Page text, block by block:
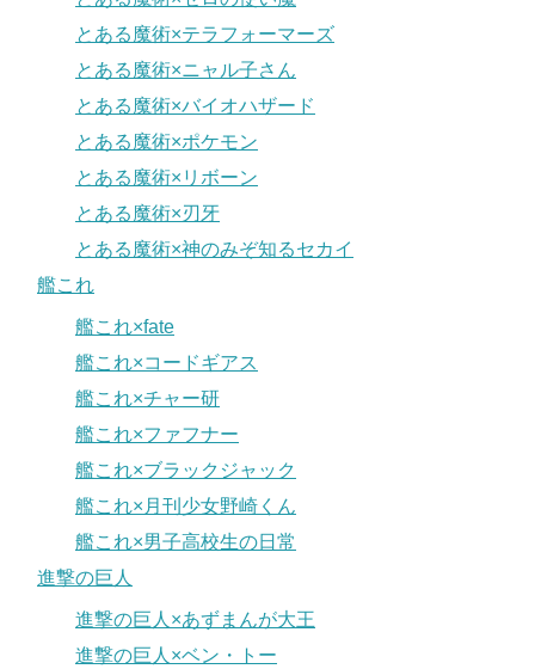
とある魔術×テラフォーマーズ
とある魔術×ニャル子さん
とある魔術×バイオハザード
とある魔術×ポケモン
とある魔術×リボーン
とある魔術×刃牙
とある魔術×神のみぞ知るセカイ
艦これ
艦これ×fate
艦これ×コードギアス
艦これ×チャー研
艦これ×ファフナー
艦これ×ブラックジャック
艦これ×月刊少女野崎くん
艦これ×男子高校生の日常
進撃の巨人
進撃の巨人×あずまんが大王
進撃の巨人×ベン・トー